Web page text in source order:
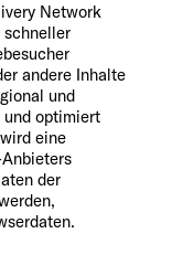
Network
schneller
andere Inhalte
und
optimiert
eine
der